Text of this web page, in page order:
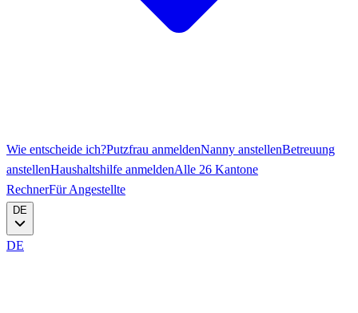
Wie entscheide ich?Putzfrau anmeldenNanny anstellenBetreuung
anstellenHaushaltshilfe anmeldenAlle 26 Kantone
RechnerFür Angestellte
DE
DE